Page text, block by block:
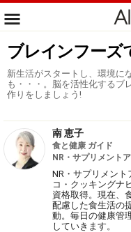
ブレインフーズ
新生活がスタートし、環境に
も・・・。脳を活性化するブ
作りをしましょう!
南 恵子
食と健康 ガイド
NR・サプリメント
NR・サプリメン
コ・クッキングナ
資格取得。現在、
配慮した食生活の
動。毎日の健康管
していきます。